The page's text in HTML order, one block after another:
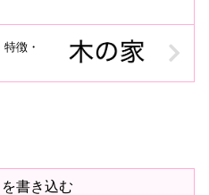
徴・
書き込む